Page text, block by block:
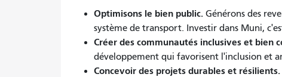
Optimisons le bien public. Générons des
système de transport. Investir dans Muni,
Créer des communautés inclusives et bien
développement qui favorisent l'inclusion et
Concevoir des projets durables et résilients.